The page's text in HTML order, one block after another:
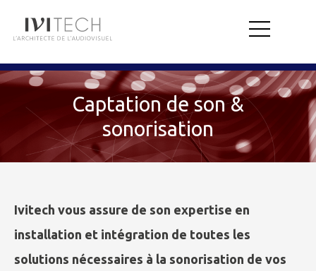
Captation de son &
sonorisation
Ivitech vous assure de son expertise en
installation et intégration de toutes les
solutions nécessaires à la sonorisation de vos